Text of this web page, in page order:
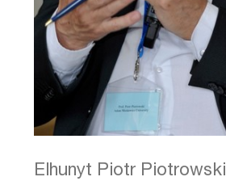
Elhunyt Piotr Piotrowski